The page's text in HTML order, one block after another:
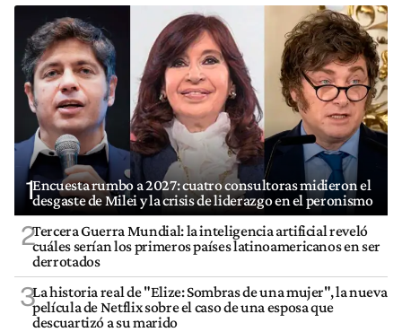
1Encuesta rumbo a 2027: cuatro consultoras midieron el
desgaste de Milei y la crisis de liderazgo en el peronismo
2Tercera Guerra Mundial: la inteligencia artificial reveló
cuáles serían los primeros países latinoamericanos en ser
derrotados
3La historia real de "Elize: Sombras de una mujer", la nueva
película de Netflix sobre el caso de una esposa que
descuartizó a su marido